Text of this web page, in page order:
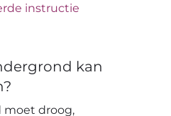
instructie
kan
moet droog,